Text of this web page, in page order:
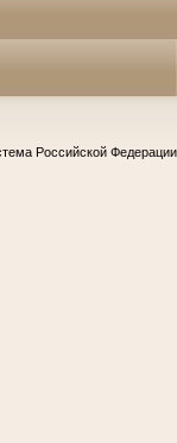
Российской